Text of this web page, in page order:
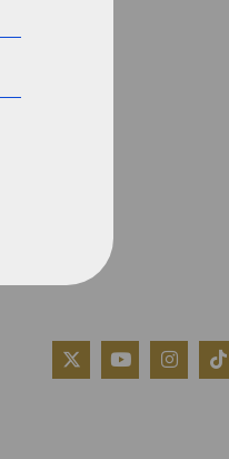
POLÍTICA DE COOKIES